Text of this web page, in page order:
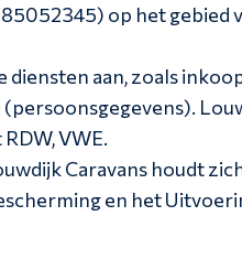
op het gebied
aan, zoals
VWE.
Caravans houdt
en het